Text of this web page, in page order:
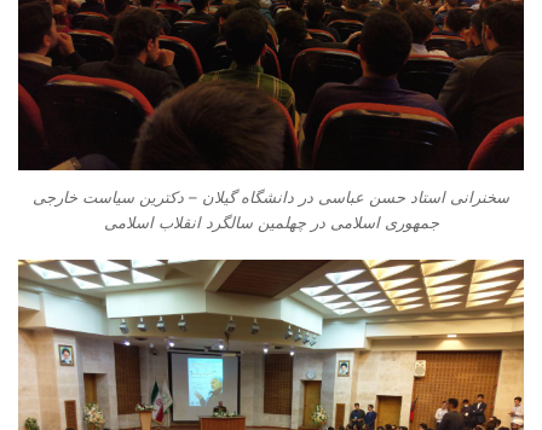
سخنرانی استاد حسن عباسی در دانشگاه گیلان – دکترین سیاست خارجی
جمهوری اسلامی در چهلمین سالگرد انقلاب اسلامی